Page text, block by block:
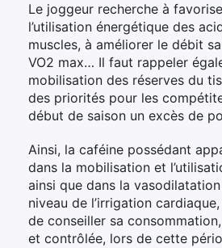
Le joggeur recherche à
l’utilisation énergétique des
muscles, à améliorer le débit
VO2 max… Il faut rappeler
mobilisation des réserves du
des priorités pour les
début de saison un excès de
Ainsi, la caféine possédant
dans la mobilisation et
ainsi que dans la
niveau de l’irrigation
de conseiller sa
et contrôlée, lors de cette